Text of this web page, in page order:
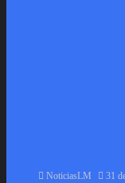
NoticiasLM 31